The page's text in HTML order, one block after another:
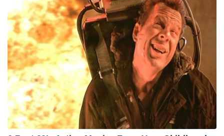
പിന്തുണയ്ക്കുന്നുണ്ടെങ്കിലും, കടുത്ത
യാഥാസ്ഥിതികരായ ഭരണാധികാരികൾ
പുരുഷാധിപത്യ പാരമ്പര്യം നിലനിർത്താനാണ്
ദത്തെടുക്കൽ പോലുള്ള ഈ പുതിയ വഴി
തിരഞ്ഞെടുത്തിരിക്കുന്നത്. സോഷ്യൽ മീഡിയയിൽ
ഉൾപ്പെടെ ആഗോളതലത്തിൽ വലിയ
ചർച്ചകൾക്കാണ് ജപ്പാന്റെ ഈ പുതിയ തീരുമാനം
വഴിതുറന്നിരിക്കുന്നത്.
Tags: Japan royal family